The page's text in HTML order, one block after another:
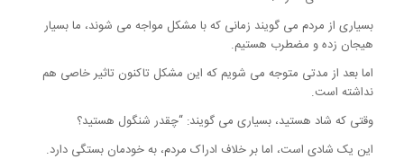
بسیاری از مردم می گویند زمانی که با مشکل مواجه می شوند، ما بسیار
هیجان زده و مضطرب هستیم.
اما بعد از مدتی متوجه می شویم که این مشکل تاکنون تاثیر خاصی هم
نداشته است.
وقتی که شاد هستید، بسیاری می گویند: “چقدر شنگول هستید؟
این یک شادی است، اما بر خلاف ادراک مردم، به خودمان بستگی دارد.